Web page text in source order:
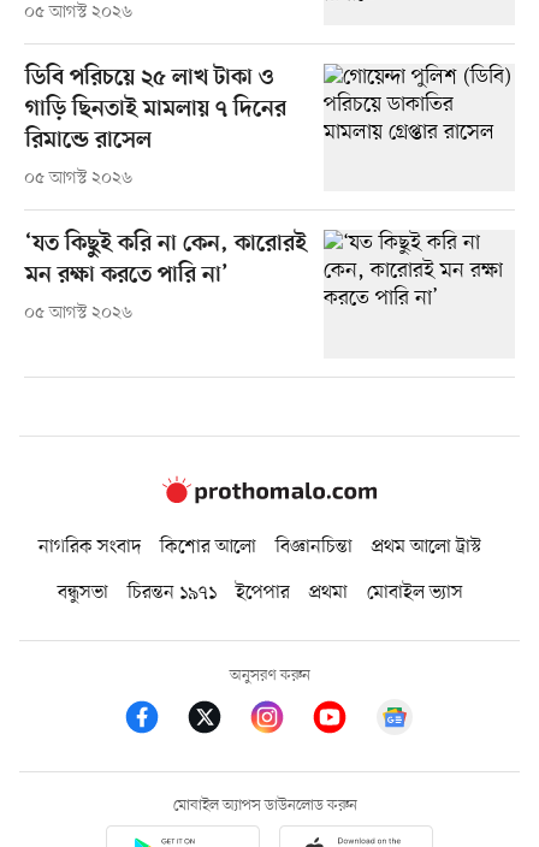
০৫ আগস্ট ২০২৬
ডিবি পরিচয়ে ২৫ লাখ টাকা ও
গাড়ি ছিনতাই মামলায় ৭ দিনের
রিমান্ডে রাসেল
০৫ আগস্ট ২০২৬
‘যত কিছুই করি না কেন, কারোরই
মন রক্ষা করতে পারি না’
০৫ আগস্ট ২০২৬
নাগরিক সংবাদ কিশোর আলো বিজ্ঞানচিন্তা
প্রথম আলো ট্রাস্ট
বন্ধুসভা
চিরন্তন ১৯৭১ ইপেপার প্রথমা মোবাইল ভ্যাস
অনুসরণ করুন
মোবাইল অ্যাপস ডাউনলোড করুন